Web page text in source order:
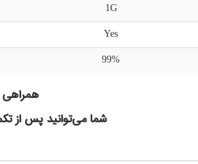
1G
Yes
99%
همراهی
شما می‌توانید پس از